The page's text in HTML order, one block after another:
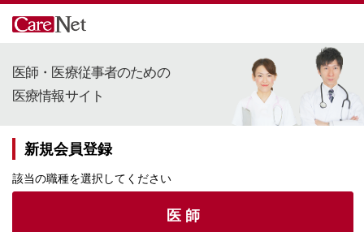
医師・医療従事者のための
医療情報サイト
新規会員登録
該当の職種を選択してください
医 師